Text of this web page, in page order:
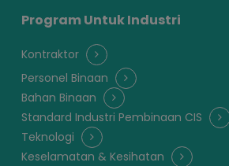
Program Untuk Industri
Kontraktor
Personel Binaan
Bahan Binaan
Standard Industri Pembinaan CIS
Teknologi
Keselamatan & Kesihatan